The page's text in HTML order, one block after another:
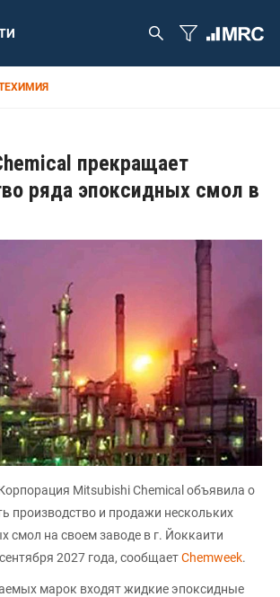
прекращает
ряда эпоксидных смол в
Mitsubishi Chemical объявила о
производство и продажи нескольких
смол на своем заводе в г. Йоккаити
2027 года, сообщаетChemweek.
марок входят жидкие эпоксидные